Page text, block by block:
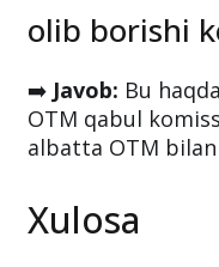
olib borishi
➡️ Javob: Bu
OTM qabul
albatta OTM bilan
Xulosa